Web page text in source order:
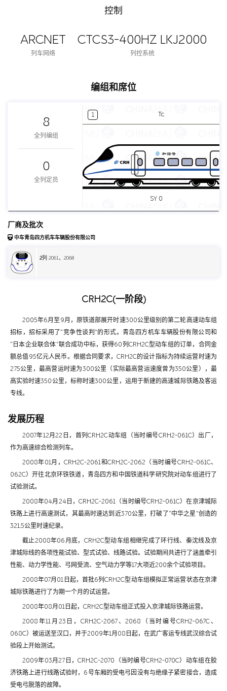
控制
ARCNET
列车网络
CTCS3-400HZ LKJ2000
列控系统
编组和席位
8
全列编组
0
全列定员
1 Tc
SY 0
厂商及批次
中车青岛四方机车车辆股份有限公司
2列 2061、2068
CRH2C(一阶段)
2005年6月至9月，原铁道部展开时速300公里级别的第二轮高速动车组
招标，招标采用了“竞争性谈判”的形式。青岛四方机车车辆股份有限公司和
“日本企业联合体”联合成功中标，获得60列CRH2C型动车组的订单，合同金
额总值95亿元人民币。根据合同要求，CRH2C的设计指标为持续运营时速为
275公里，最高营运时速为300公里（实际最高营运速度曾为350公里），最
高实验时速350公里，标称时速300公里，运用于新建的高速城际铁路及客运
专线。
发展历程
2007年12月22日，首列CRH2C动车组（当时编号CRH2-061C）出厂，
作为高速综合检测列车。
2008年01月，CRH2C-2061和CRH2C-2062（当时编号CRH2-061C、
062C）开往北京环铁铁道，青岛四方和中国铁道科学研究院对动车组进行了
试验测试。
2008年04月24日，CRH2C-2061（当时编号CRH2-061C）在京津城际
铁路上进行高速测试，其最高时速达到近370公里，打破了“中华之星”创造的
321.5公里时速纪录。
截止2008年06月底，CRH2C型动车组相继完成了环行线、秦沈线及京
津城际线的各项性能试验、型式试验、线路试验。试验期间共进行了涵盖牵引
性能、动力学性能、弓网受流、空气动力学等17大项近200余个试验项目。
2008年07月01日起，首批6列CRH2C型动车组模拟正常运营状态在京津
城际铁路进行了为期一个月的试运营。
2008年08月01日起，CRH2C型动车组正式投入京津城际铁路运营。
2008年11月23日，CRH2C-2067、2068（当时编号CRH2-067C、
068C）被运送至汉口，并于2009年1月08日起，在武广客运专线武汉综合试
验段上开始测试。
2009年03月27日，CRH2C-2070（当时编号CRH2-070C）动车组在胶
济铁路上进行线路试验时，6号车厢的受电弓因没有与绝缘子紧密接合，造成
受电弓脱落的故障。